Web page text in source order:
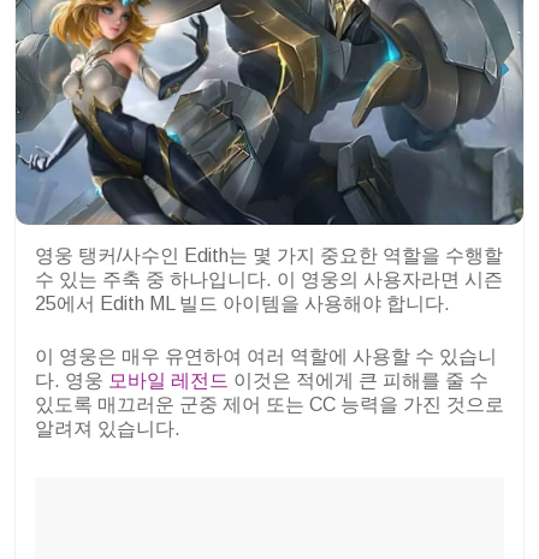
영웅 탱커/사수인 Edith는 몇 가지 중요한 역할을 수행할
수 있는 주축 중 하나입니다. 이 영웅의 사용자라면 시즌
25에서 Edith ML 빌드 아이템을 사용해야 합니다.
이 영웅은 매우 유연하여 여러 역할에 사용할 수 있습니
다. 영웅 모바일 레전드 이것은 적에게 큰 피해를 줄 수
있도록 매끄러운 군중 제어 또는 CC 능력을 가진 것으로
알려져 있습니다.